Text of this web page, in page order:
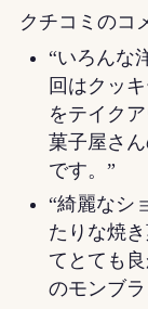
クチコミのコ
“いろんな
回はクッ
をテイク
菓子屋さ
です。”
“綺麗なシ
たりな焼
てとても
のモンブ